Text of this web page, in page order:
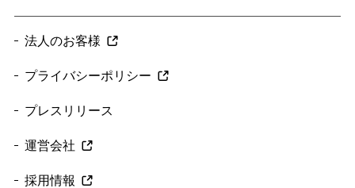
法人のお客様
プライバシーポリシー
プレスリリース
運営会社
採用情報